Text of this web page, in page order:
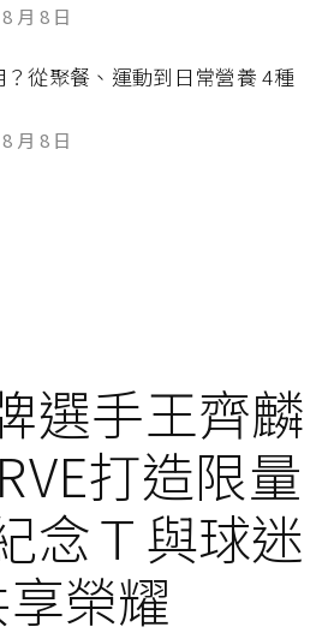
月 8 日
從聚餐、運動到日常營養 4種
月 8 日
選手王齊麟
打造限量
念Ｔ與球迷
榮耀